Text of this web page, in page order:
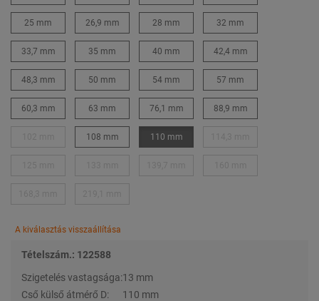
25 mm 26,9 mm 28 mm 32 mm
33,7 mm 35 mm 40 mm 42,4 mm
48,3 mm 50 mm 54 mm 57 mm
60,3 mm 63 mm 76,1 mm 88,9 mm
108 mm 110 mm
A kiválasztás visszaállítása
Tételszám.: 122588
Szigetelés vastagsága:13 mm
Cső külső átmérő D:
110 mm